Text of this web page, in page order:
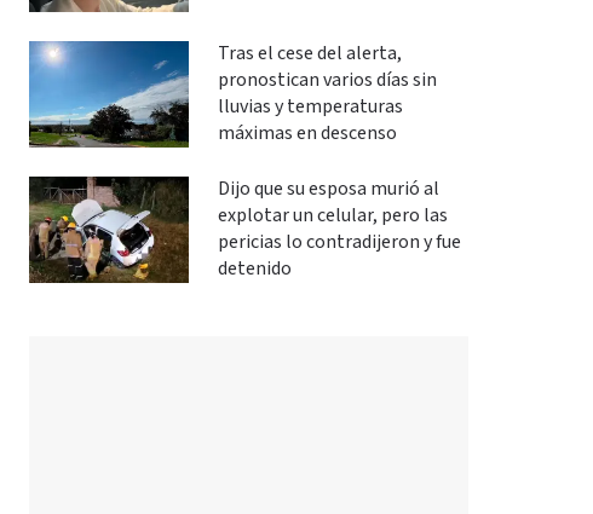
Tras el cese del alerta,
pronostican varios días sin
lluvias y temperaturas
máximas en descenso
Dijo que su esposa murió al
explotar un celular, pero las
pericias lo contradijeron y fue
detenido